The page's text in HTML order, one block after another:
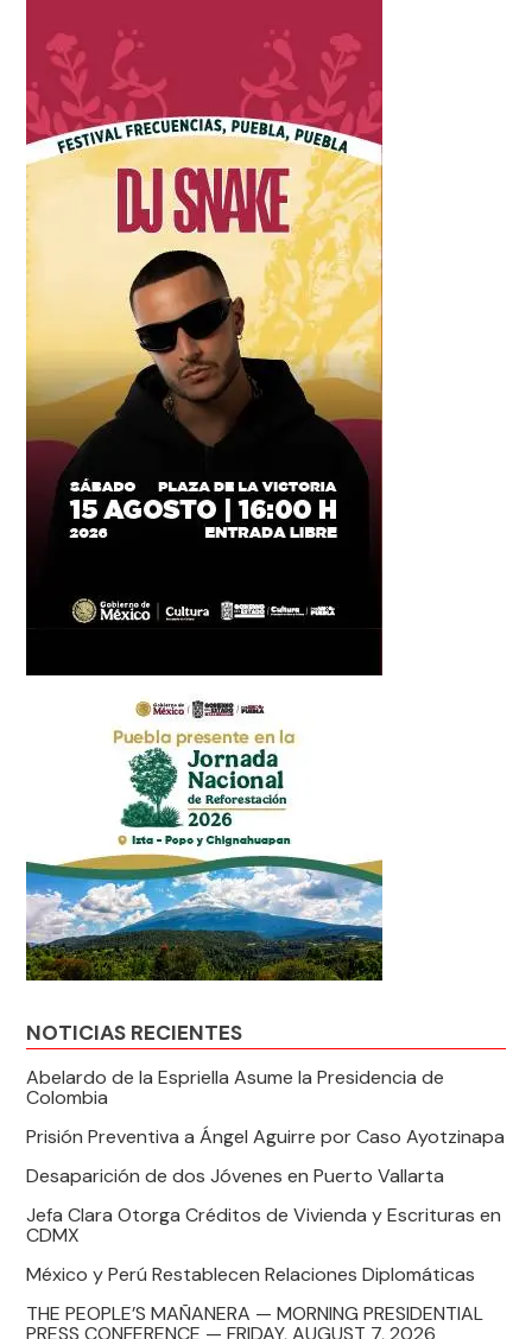
NOTICIAS RECIENTES
Abelardo de la Espriella Asume la Presidencia de
Colombia
Prisión Preventiva a Ángel Aguirre por Caso Ayotzinapa
Desaparición de dos Jóvenes en Puerto Vallarta
Jefa Clara Otorga Créditos de Vivienda y Escrituras en
CDMX
México y Perú Restablecen Relaciones Diplomáticas
THE PEOPLE’S MAÑANERA — MORNING PRESIDENTIAL
PRESS CONFERENCE — FRIDAY, AUGUST 7, 2026